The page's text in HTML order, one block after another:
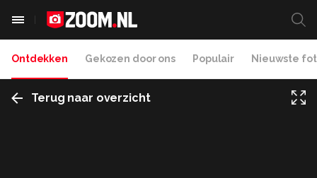
Ontdekken Gekozen door ons Populair Nieuwste
Terug naar overzicht